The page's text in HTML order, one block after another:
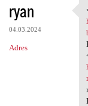
ryan
04.03.2024
Adres